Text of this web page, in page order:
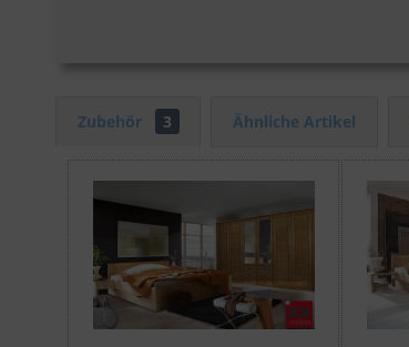
Zubehör 3 Ähnliche Artikel